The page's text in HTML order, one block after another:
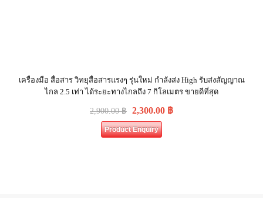
เครื่องมือ สื่อสาร วิทยุสื่อสารแรงๆ รุ่นใหม่ กำลังส่ง High รับส่งสัญญาณ
ไกล 2.5 เท่า ได้ระยะทางไกลถึง 7 กิโลเมตร ขายดีที่สุด
2,900.00฿ 2,300.00 ฿
Product Enquiry